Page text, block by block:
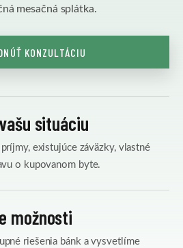
mesačná splátka.
KONZULTÁCIU
situáciu
existujúce záväzky, vlastné
o kupovanom byte.
možnosti
riešenia bánk a vysvetlíme